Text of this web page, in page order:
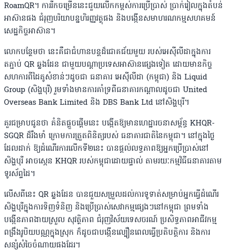
RoamQR។ ការរីកចម្រើននេះជួយលើកកម្ពស់ការប្រើប្រាស់ ប្រាក់រៀលក្នុងតំបន់
អាស៊ានផង ជំរុញបរិយាបន្នហិរញ្ញវត្ថុផង និងបង្កើនសមាហរណកម្មសហគមន៍
សេដ្ឋកិច្ចអាស៊ាន។
លោកបន្ថែមថា នេះគឺជាជំហានបន្តដ៏ជោគជ័យមួយ របស់អេស៊ីលីដាក្នុងការ
តភ្ជាប់ QR ឆ្លងដែន ជាមួយបណ្តាប្រទេសអាស៊ានផ្សេងទៀត ដោយមានកិច្ច
សហការពីដៃគូសំខាន់ៗដូចជា ធនាគារ អេស៊ីលីដា (កម្ពុជា) និង Liquid
Group (សិង្ហបុរី) រួមទាំងមានការគាំទ្រពីធនាគារកណ្តាលដូចជា United
Overseas Bank Limited និង DBS Bank Ltd នៅសិង្ហបុរី។
គួរជម្រាបជូនថា គំនិតផ្តួចផ្តើមនេះ បង្កើតឱ្យមានហេដ្ឋារចនាសម្ព័ន្ធ KHQR-
SGQR ដ៏រឹងមាំ ក្រោមការត្រួតពិនិត្យរបស់ ធនាគារជាតិនៃកម្ពុជា។ នៅក្នុងថ្ងៃ
ដែលដាក់ ឱ្យដំណើរការលើកទី២នេះ បានផ្តល់លទ្ធភាពឱ្យអ្នកប្រើប្រាស់នៅ
សិង្ហបុរី អាចស្កេន KHQR របស់កម្ពុជាដោយផ្ទាល់ តាមរយៈកម្មវិធីធនាគារតាម
ទូរស័ព្ទដៃ។
លើសពីនេះ QR ឆ្លងដែន បានជួយសម្រួលដល់ការទូទាត់សម្រាប់អ្នកធ្វើដំណើរ
សិង្ហបុរីក្នុងការទិញទំនិញ និងប្រើប្រាស់សេវាកម្មផ្សេងៗនៅកម្ពុជា ព្រមទាំង
បង្កើនភាពងាយស្រួល សុវត្ថិភាព ជំរុញវិស័យទេសចរណ៍ ប្រសិទ្ធភាពអាជីវកម្ម
ពង្រឹងរូបិយបណ្ណក្នុងស្រុក ក៏ដូចជាបង្កើនល្បឿនពេលធ្វើប្រតិបត្តិការ និងការ
សន្សំសំចៃចំណាយផងដែរ។